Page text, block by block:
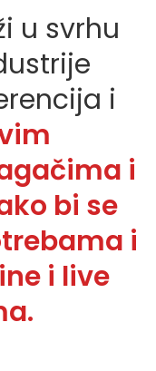
u svrhu
i
i
bi se
i
i live